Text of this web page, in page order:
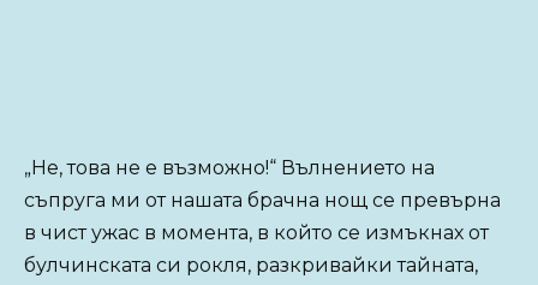
„Не, това не е възможно!“ Вълнението на
съпруга ми от нашата брачна нощ се превърна
в чист ужас в момента, в който се измъкнах от
булчинската си рокля, разкривайки тайната,